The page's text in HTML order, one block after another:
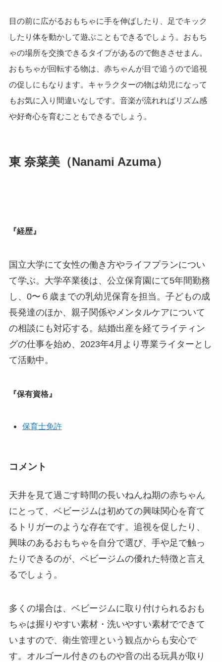
目の前に広がるおもちゃに手を伸ばしたり、足でキック
したり体を動かして遊ぶこともできるでしょう。おもち
ゃの場所を交換できるタイプがあるので飽きさせまん。
おもちゃが回転する物は、赤ちゃんが目で追うので追視
の促しにもなります。キャラクターの物は幼児になって
もお気に入り間違いなしです。 音楽が流れればリズム感
や好奇心を育むこともできるでしょう。
東 奈菜美（Nanami Azuma）
『経歴』
国立大学にて女性の働き方やライフプランについ
て学ぶ。大学卒業後は、公立保育園にて5年間勤務
し、0〜６歳までの乳幼児保育を担当。子どもの成
長発達のほか、親子関係やメンタルケアについて
の相談にも対応する。結婚出産を経てライティン
グの仕事を始め、2023年4月より専業ライターとし
て活動中。
『保有資格』
保育士免許
コメント
天井を見て過ごす時間の長いねんね期の赤ちゃん
にとって、ベビージムは初めての興味関心を育て
るトリガーのような存在です。追視を促したり、
興味のあるおもちゃを自分で選び、手や足で触っ
たりできるのが、ベビージムの優れた特徴と言え
るでしょう。
多くの場合は、ベビージムに取り付けられるおも
ちゃは握りやすい素材・洗いやすい素材でできて
いますので、衛生管理という観点からも安心で
す。オルゴール付きのものや音の出る玩具が取り